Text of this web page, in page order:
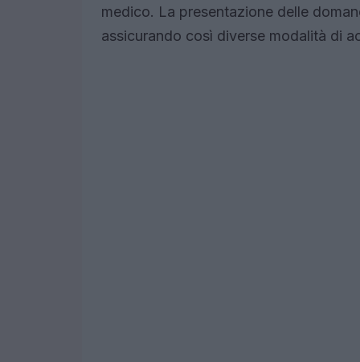
medico. La presentazione delle
assicurando così diverse modalità di